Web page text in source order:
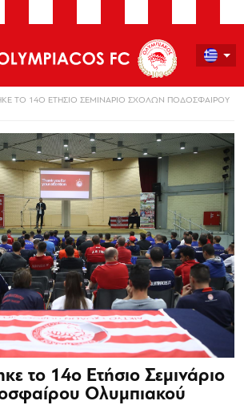
ΤΟ 14Ο ΕΤΗΣΙΟ ΣΕΜΙΝΑΡΙΟ ΣΧΟΛΩΝ ΠΟΔΟΣΦΑΙΡΟΥ
το 14ο Ετήσιο Σεμινάριο
Ολυμπιακού